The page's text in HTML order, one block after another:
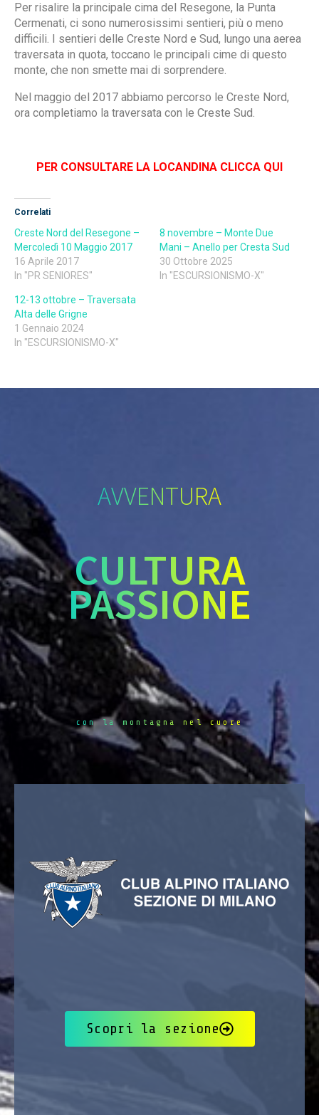
Per risalire la principale cima del Resegone, la Punta
Cermenati, ci sono numerosissimi sentieri, più o meno
difficili. I sentieri delle Creste Nord e Sud, lungo una aerea
traversata in quota, toccano le principali cime di questo
monte, che non smette mai di sorprendere.
Nel maggio del 2017 abbiamo percorso le Creste Nord,
ora completiamo la traversata con le Creste Sud.
PER CONSULTARE LA LOCANDINA CLICCA QUI
Correlati
Creste Nord del Resegone –
Mercoledì 10 Maggio 2017
16 Aprile 2017
In "PR SENIORES"
8 novembre – Monte Due
Mani – Anello per Cresta Sud
30 Ottobre 2025
In "ESCURSIONISMO-X"
12-13 ottobre – Traversata
Alta delle Grigne
1 Gennaio 2024
In "ESCURSIONISMO-X"
AVVENTURA
CULTURA
PASSIONE
con la montagna nel cuore
Scopri la sezione